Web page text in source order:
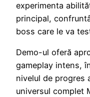
experimenta
principal,
boss care le va
Demo-ul oferă
gameplay intens,
nivelul de progres
universul complet